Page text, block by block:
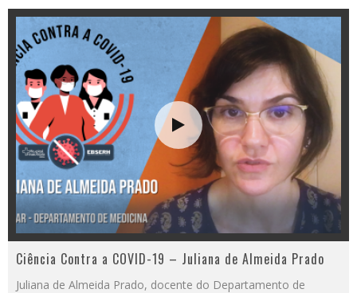
Ciência Contra a COVID-19 – Juliana de Almeida Prado
Juliana de Almeida Prado, docente do Departamento de